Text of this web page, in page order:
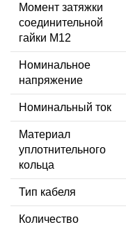
Момент затяжки
соединительной
гайки M12
Номинальное
напряжение
Номинальный ток
Материал
уплотнительного
кольца
Тип кабеля
Количество